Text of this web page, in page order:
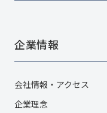
企業情報
会社情報・アクセス
企業理念